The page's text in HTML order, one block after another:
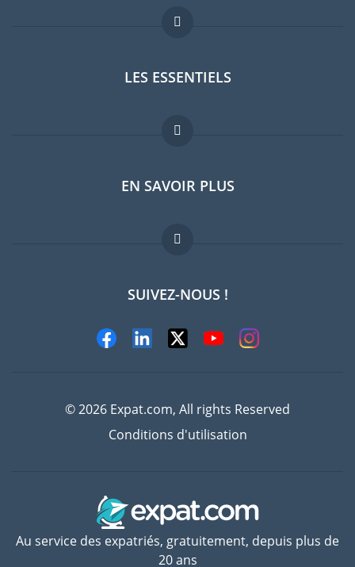
LES ESSENTIELS
Forum expatriés
Guides pays
Offres d'emploi
EN SAVOIR PLUS
FAQ
Experts
SUIVEZ-NOUS !
© 2026 Expat.com, All rights Reserved
Conditions d'utilisation
Au service des expatriés, gratuitement, depuis plus de
20 ans